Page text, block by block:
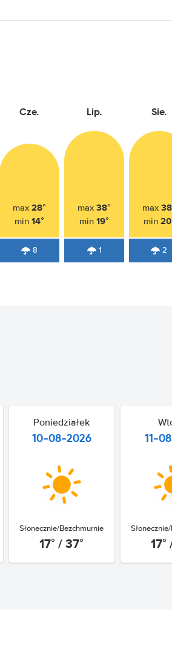
Cze.
max 28°
min 14°
8
Lip.
max38°
min19°
1
Sie.
max
min
2
Poniedziałek
10-08-2026
Słonecznie/Bezchmurnie
17° / 37°
11-
17°